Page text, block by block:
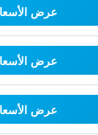
عرض
عرض
عرض